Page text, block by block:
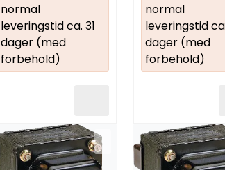
normal
leveringstid ca. 31
dager (med
forbehold)
normal
leveringstid
dager (med
forbehold)